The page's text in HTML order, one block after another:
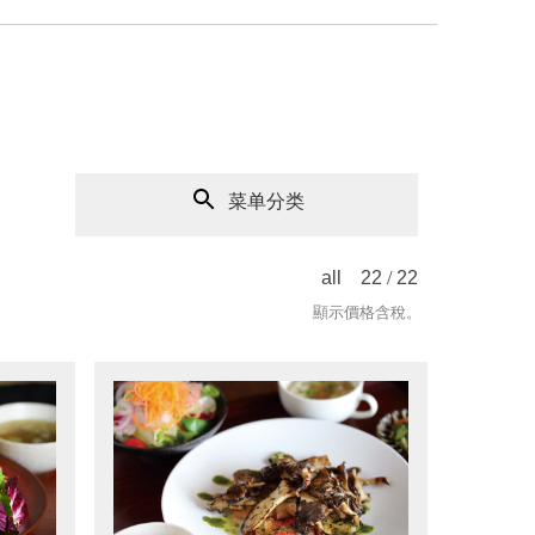
菜单分类
all 22 / 22
顯示價格含稅。